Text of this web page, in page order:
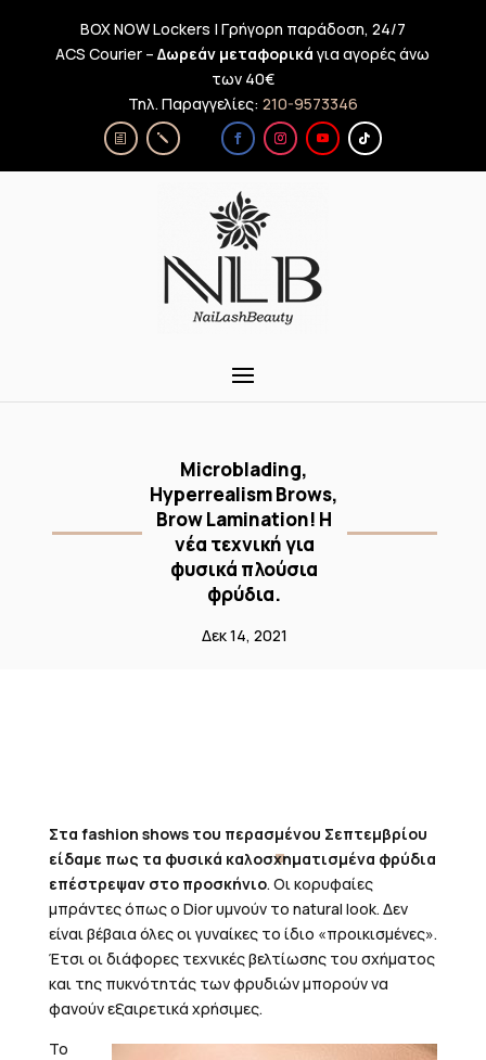
BOX NOW Lockers | Γρήγορη παράδοση, 24/7
ACS Courier –Δωρεάν μεταφορικά για αγορές άνω
των 40€
Τηλ. Παραγγελίες: 210-9573346
Microblading,
Hyperrealism Brows,
Brow Lamination! Η
νέα τεχνική για
φυσικά πλούσια
φρύδια.
Δεκ 14, 2021
Στα fashion shows του περασμένου Σεπτεμβρίου
είδαμε πως τα φυσικά καλοσχηματισμένα φρύδια
επέστρεψαν στο προσκήνιο. Οι κορυφαίες
μπράντες όπως ο Dior υμνούν το natural look. Δεν
είναι βέβαια όλες οι γυναίκες το ίδιο «προικισμένες».
Έτσι οι διάφορες τεχνικές βελτίωσης του σχήματος
και της πυκνότητάς των φρυδιών μπορούν να
φανούν εξαιρετικά χρήσιμες.
Το